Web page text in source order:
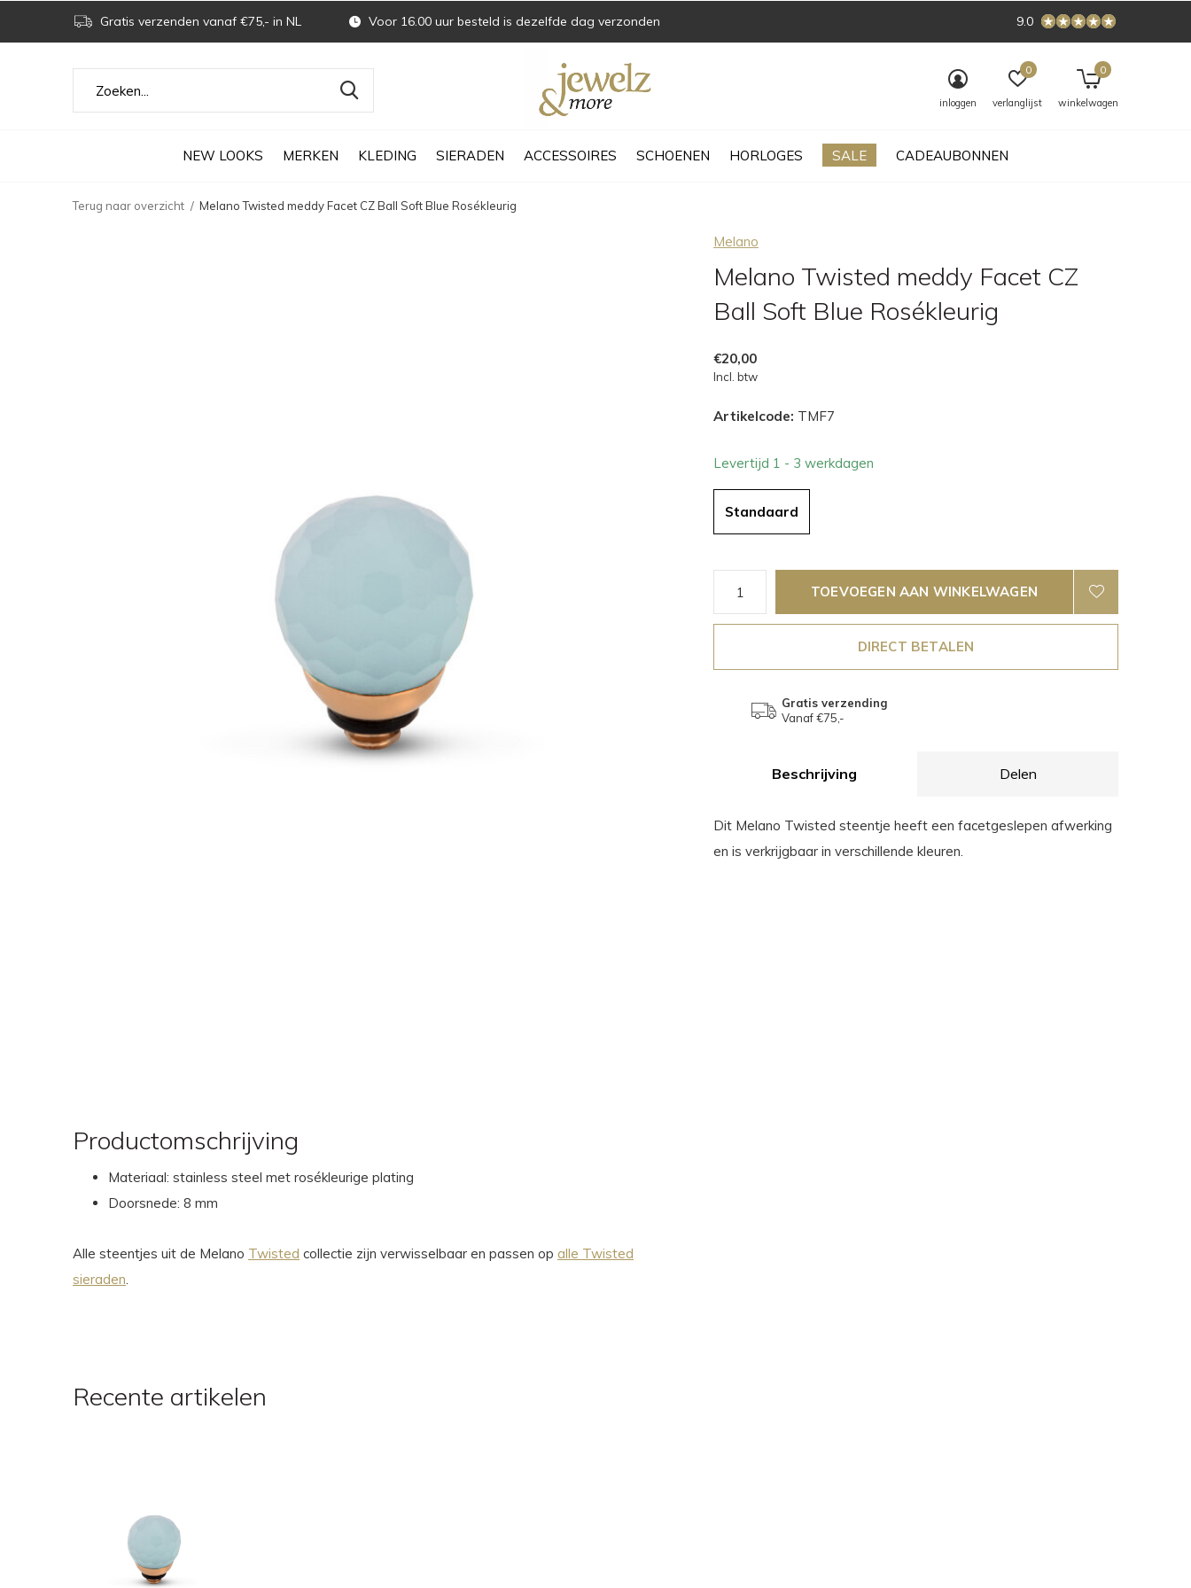
NEW LOOKS MERKEN KLEDING SIERADEN ACCESSOIRES SCHOENEN HORLOGES SALE CADEAUBONNEN
inloggen verlanglijst
0
winkelwagen
0
Gratis verzenden vanaf €75,- in NL Voor 16.00 uur besteld is dezelfde dag verzonden 9.0
Terug naar overzicht Melano Twisted meddy Facet CZ Ball Soft Blue Rosékleurig
Melano
Melano Twisted meddy Facet CZ
Ball Soft Blue Rosékleurig
€20,00
Incl. btw
Artikelcode: TMF7
Levertijd 1 - 3 werkdagen
Standaard
TOEVOEGEN AAN WINKELWAGEN
DIRECT BETALEN
Gratis verzending
Vanaf €75,-
Beschrijving Delen
Dit Melano Twisted steentje heeft een facetgeslepen afwerking
en is verkrijgbaar in verschillende kleuren.
Productomschrijving
Materiaal: stainless steel met rosékleurige plating
Doorsnede: 8 mm
Alle steentjes uit de Melano Twisted collectie zijn verwisselbaar en passen op alle Twisted
sieraden.
Recente artikelen